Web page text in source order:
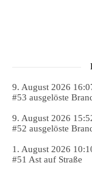
9. August 2026
#53 ausgelöste
9. August 2026
#52 ausgelöste
1. August 2026
#51 Ast auf Straße